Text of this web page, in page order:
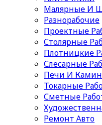
Малярные И
Разнорабочие
Проектные
Столярные
Плотницкие
Слесарные
Печи И
Токарные
Сметные
Ремонт Авто